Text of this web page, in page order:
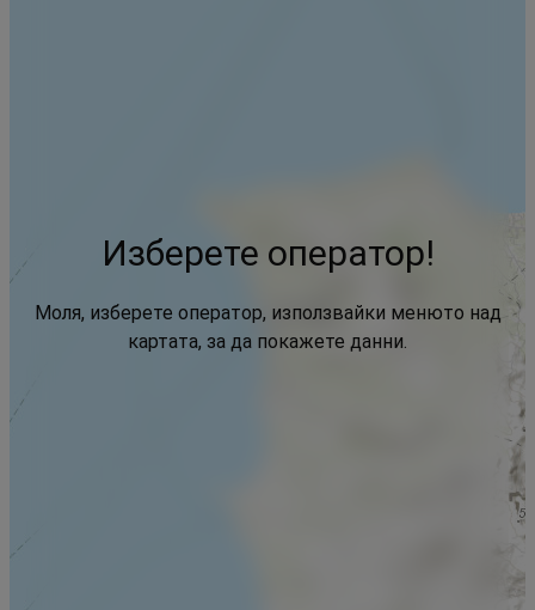
Изберете оператор!
Моля, изберете оператор, използвайки менюто над
картата, за да покажете данни.